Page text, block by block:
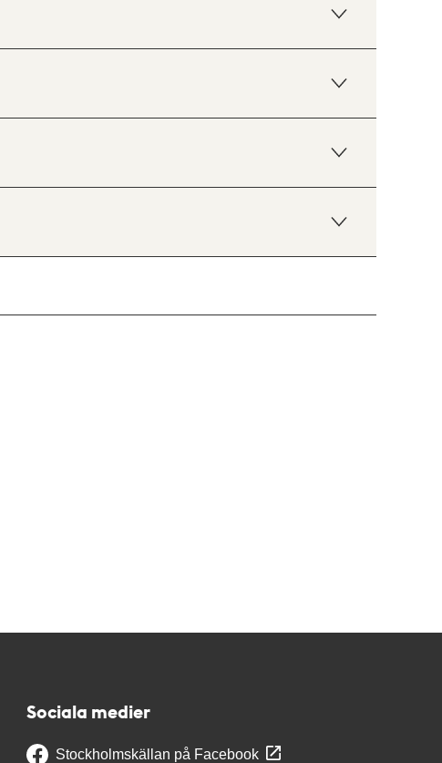
Sociala medier
Stockholmskällan på Facebook